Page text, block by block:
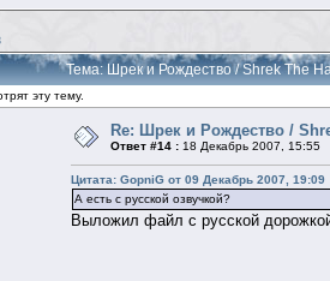
Тема: Шрек и Рождество / Shrek The
эту тему.
Re: Шрек и Рождество /
Ответ #14 : 18 Декабрь 2007, 15:55
Цитата: GopniG от 09 Декабрь 2007, 19:09
А есть с русской озвучкой?
Выложил файл с русской